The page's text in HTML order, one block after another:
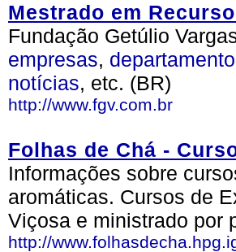
Mestrado em
Fundação Getúlio
empresas, departamento
notícias, etc. (BR)
http://www.fgv.com.br
Folhas de Chá -
Informações sobre
aromáticas. Cursos de
Viçosa e ministrado por
http://